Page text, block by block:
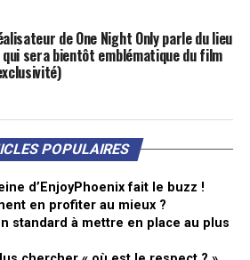
de One Night Only parle du lieu
sera bientôt emblématique du film
POPULAIRES
d’EnjoyPhoenix fait le buzz !
en profiter au mieux ?
standard à mettre en place au plus